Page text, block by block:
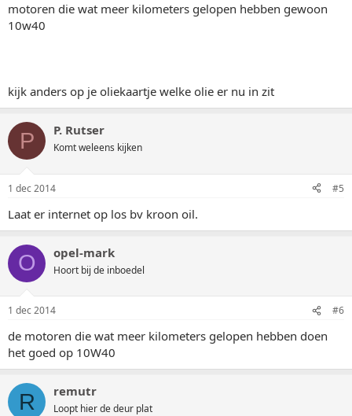
motoren die wat meer kilometers gelopen hebben gewoon
10w40
kijk anders op je oliekaartje welke olie er nu in zit
P P. Rutser
Komt weleens kijken
1 dec 2014 #5
Laat er internet op los bv kroon oil.
O opel-mark
Hoort bij de inboedel
1 dec 2014 #6
de motoren die wat meer kilometers gelopen hebben doen
het goed op 10W40
R remutr
Loopt hier de deur plat